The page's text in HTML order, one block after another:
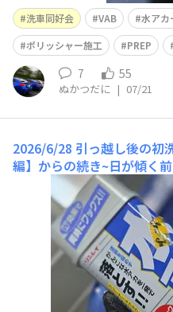
洗車同好会 VAB 水アカ
ポリッシャー施工
PREP
7 55
ぬかつだに | 07/21
2026/6/28 引っ越し後の初
編】からの続き~日が傾く
10年選手なので近くで見
めの磨き傷がチラホラ…(
シュを兼ねて下地処理に取
必須なのでガレージに移動
て研磨力不足でした(残念)